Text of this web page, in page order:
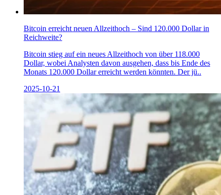
Bitcoin erreicht neuen Allzeithoch – Sind 120.000 Dollar in
Reichweite?
Bitcoin stieg auf ein neues Allzeithoch von über 118.000
Dollar, wobei Analysten davon ausgehen, dass bis Ende des
Monats 120.000 Dollar erreicht werden könnten. Der jü..
2025-10-21